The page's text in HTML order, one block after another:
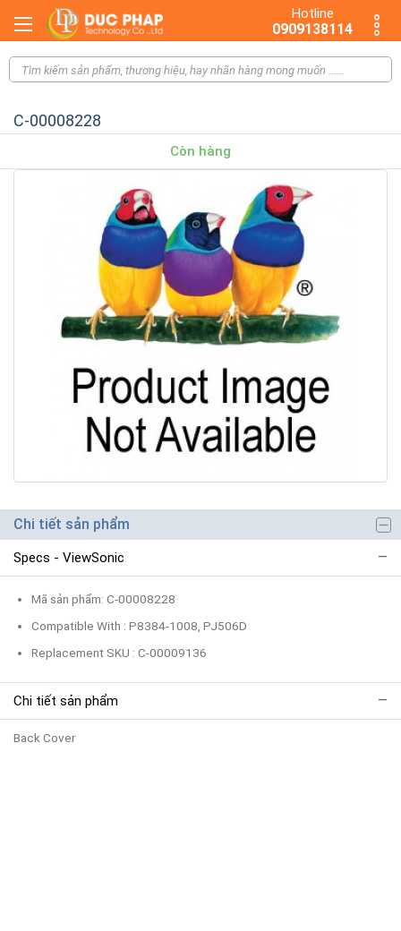
Hotline
0909138114
C-00008228
Còn hàng
Chi tiết sản phẩm
Specs - ViewSonic
Mã sản phẩm: C-00008228
Compatible With : P8384-1008, PJ506D
Replacement SKU : C-00009136
Chi tiết sản phẩm
Back Cover